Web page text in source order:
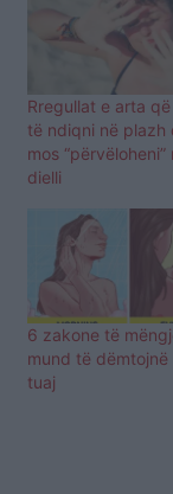
Rregullat e arta
të ndiqni në plazh
mos “përvëloheni”
dielli
6 zakone të
mund të dëmtojnë
tuaj